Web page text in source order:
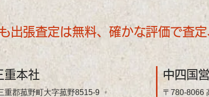
出張査定は無料、確かな評価で査
重本社
重郡菰野町大字菰野8515-9
中四国
〒780-8066